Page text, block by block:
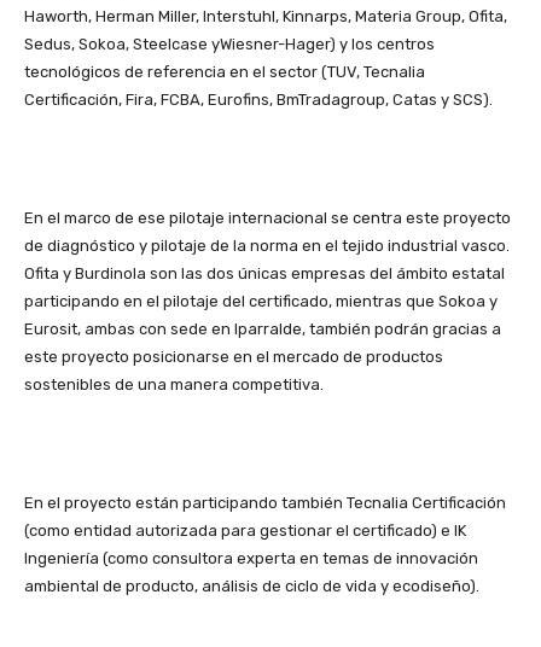
Haworth, Herman Miller, Interstuhl, Kinnarps, Materia Group, Ofita,
Sedus, Sokoa, Steelcase yWiesner-Hager) y los centros
tecnológicos de referencia en el sector (TUV, Tecnalia
Certificación, Fira, FCBA, Eurofins, BmTradagroup, Catas y SCS).
En el marco de ese pilotaje internacional se centra este proyecto
de diagnóstico y pilotaje de la norma en el tejido industrial vasco.
Ofita y Burdinola son las dos únicas empresas del ámbito estatal
participando en el pilotaje del certificado, mientras que Sokoa y
Eurosit, ambas con sede en Iparralde, también podrán gracias a
este proyecto posicionarse en el mercado de productos
sostenibles de una manera competitiva.
En el proyecto están participando también Tecnalia Certificación
(como entidad autorizada para gestionar el certificado) e IK
Ingeniería (como consultora experta en temas de innovación
ambiental de producto, análisis de ciclo de vida y ecodiseño).